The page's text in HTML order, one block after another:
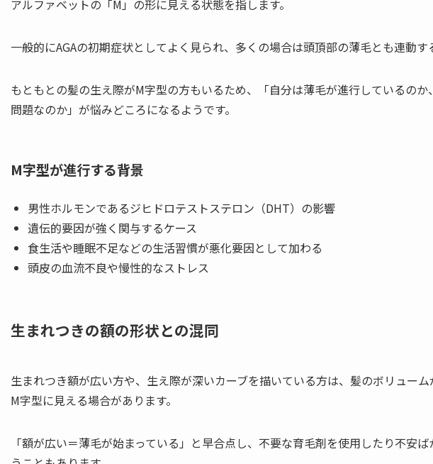
アルファベットの「M」の形に見える状態を指します。
一般的にAGAの初期症状としてよく見られ、多くの場合は頭頂部の薄毛とも連動す
もともとの髪の生え際がM字型の方もいるため、「自分は薄毛が進行しているのか
問題なのか」が悩みどころになるようです。
M字型が進行する背景
男性ホルモンであるジヒドロテストステロン（DHT）の影響
遺伝的要因が強く関与するケース
食生活や睡眠不足などの生活習慣が悪化要因として加わる
頭皮の血流不良や慢性的なストレス
生まれつきの額の形状との混同
生まれつき額が広い方や、生え際が深いカーブを描いている方は、髪のボリューム
M字型に見える場合があります。
「額が広い＝薄毛が始まっている」と早合点し、不要な育毛剤を使用したり不安